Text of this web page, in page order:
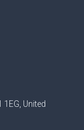
United